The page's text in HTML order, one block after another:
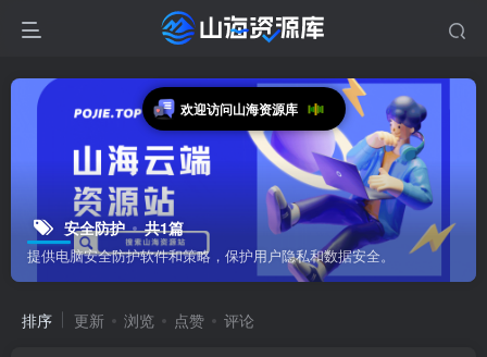
安全防护 共1篇
提供电脑安全防护软件和策略，保护用户隐私和数据安全。
排序 更新 浏览 点赞 评论
欢迎访问山海资源库